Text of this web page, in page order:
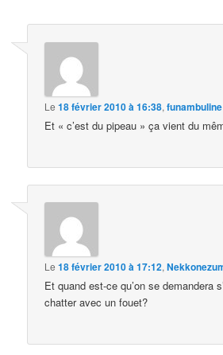
Le18 février 2010 à 16:38,funambuline
Et « c’est du pipeau » ça vient du
Le18 février 2010 à 17:12,
Et quand est-ce qu’on se demandera
chatter avec un fouet?